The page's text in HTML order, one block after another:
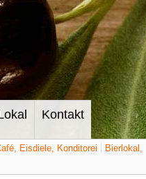
Kontakt
Eisdiele, Konditorei
Bierlokal,